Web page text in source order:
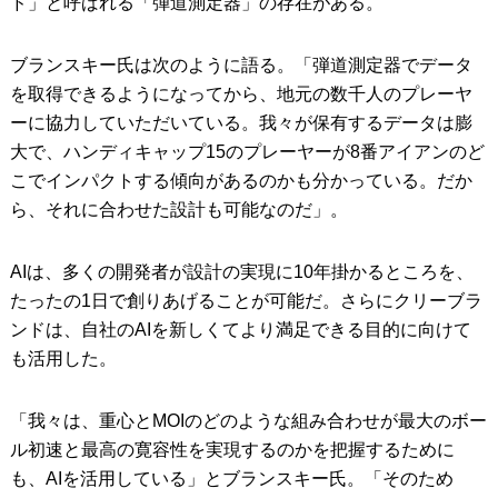
ブランスキー氏は次のように語る。「弾道測定器でデータ
を取得できるようになってから、地元の数千人のプレーヤ
ーに協力していただいている。我々が保有するデータは膨
大で、ハンディキャップ15のプレーヤーが8番アイアンのど
こでインパクトする傾向があるのかも分かっている。だか
ら、それに合わせた設計も可能なのだ」。
AIは、多くの開発者が設計の実現に10年掛かるところを、
たったの1日で創りあげることが可能だ。さらにクリーブラ
ンドは、自社のAIを新しくてより満足できる目的に向けて
も活用した。
「我々は、重心とMOIのどのような組み合わせが最大のボー
ル初速と最高の寛容性を実現するのかを把握するために
も、AIを活用している」とブランスキー氏。「そのため